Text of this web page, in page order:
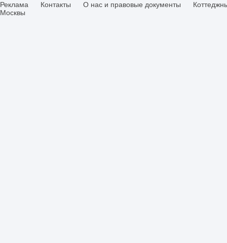
Реклама Контакты О нас и правовые документы
Москвы